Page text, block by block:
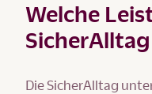
Welche
Die SicherAlltag